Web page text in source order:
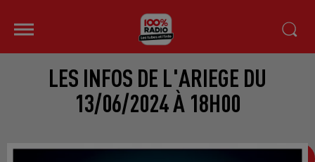
LES INFOS DE L'ARIEGE DU
13/06/2024 À 18H00